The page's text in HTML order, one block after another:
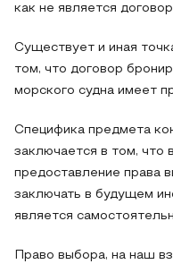
как не является
Существует и иная
том, что договор
морского судна имеет
Специфика предмета
заключается в том, что
предоставление права
заключать в будущем
является
Право выбора, на наш